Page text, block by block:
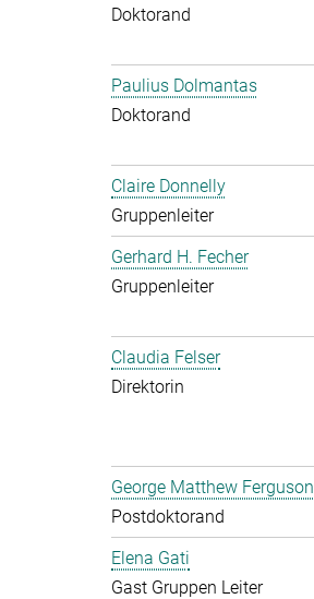
Doktorand
Paulius Dolmantas
Doktorand
Claire Donnelly
Gruppenleiter
Gerhard H. Fecher
Gruppenleiter
Claudia Felser
Direktorin
George Matthew Ferguson
Postdoktorand
Elena Gati
Gast Gruppen Leiter